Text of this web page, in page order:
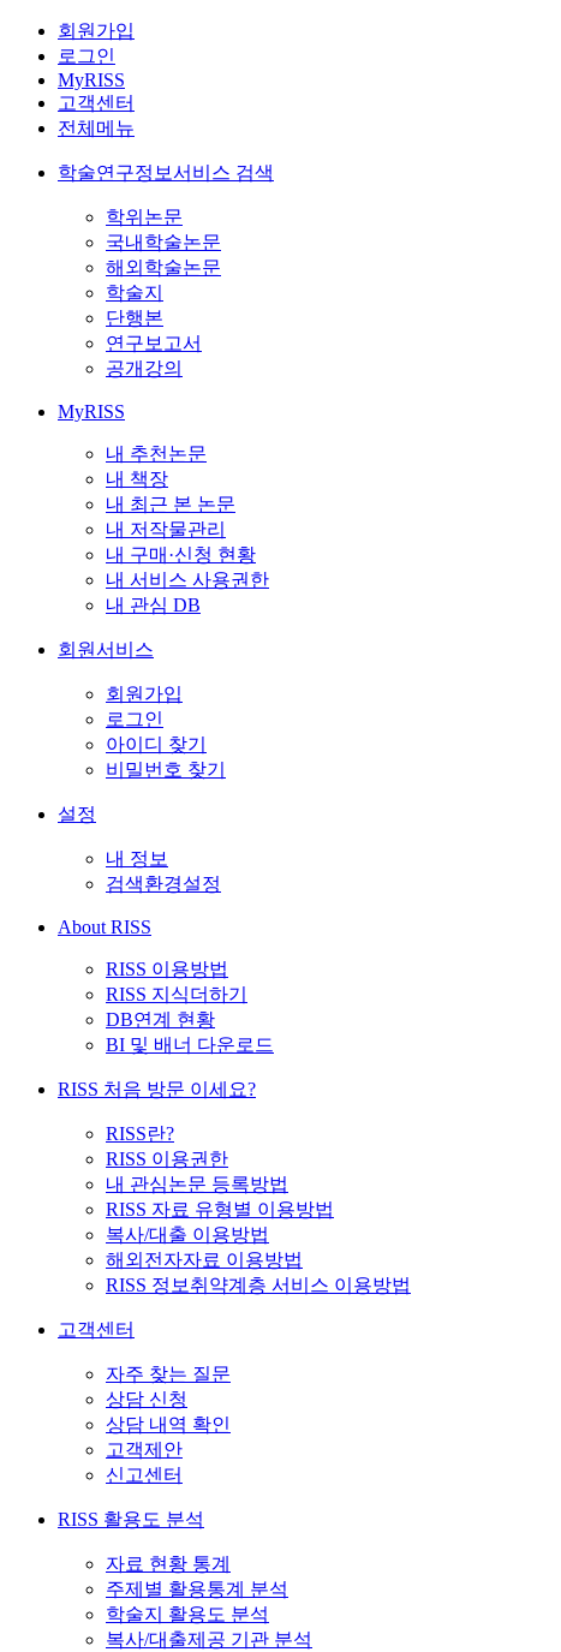
회원가입
로그인
MyRISS
고객센터
전체메뉴
학술연구정보서비스 검색
학위논문
국내학술논문
해외학술논문
학술지
단행본
연구보고서
공개강의
MyRISS
내 추천논문
내 책장
내 최근 본 논문
내 저작물관리
내 구매·신청 현황
내 서비스 사용권한
내 관심 DB
회원서비스
회원가입
로그인
아이디 찾기
비밀번호 찾기
설정
내 정보
검색환경설정
About RISS
RISS 이용방법
RISS 지식더하기
DB연계 현황
BI 및 배너 다운로드
RISS 처음 방문 이세요?
RISS란?
RISS 이용권한
내 관심논문 등록방법
RISS 자료 유형별 이용방법
복사/대출 이용방법
해외전자자료 이용방법
RISS 정보취약계층 서비스 이용방법
고객센터
자주 찾는 질문
상담 신청
상담 내역 확인
고객제안
신고센터
RISS 활용도 분석
자료 현황 통계
주제별 활용통계 분석
학술지 활용도 분석
복사/대출제공 기관 분석